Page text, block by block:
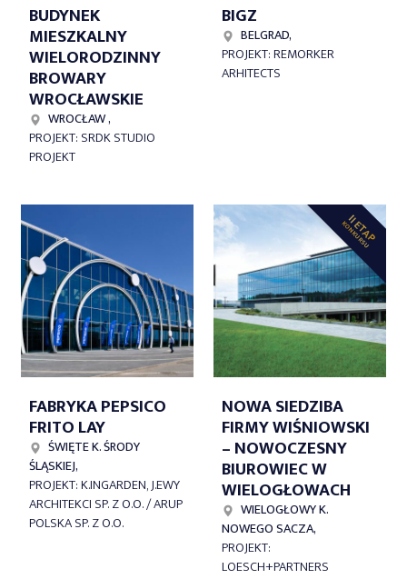
BUDYNEK
MIESZKALNY
WIELORODZINNY
BROWARY
WROCŁAWSKIE
WROCŁAW ,
PROJEKT: SRDK STUDIO
PROJEKT
BIGZ
BELGRAD,
PROJEKT: REMORKER
ARHITECTS
FABRYKA PEPSICO
FRITO LAY
ŚWIĘTE K. ŚRODY
ŚLĄSKIEJ,
PROJEKT: K.INGARDEN, J.EWY
ARCHITEKCI SP. Z O.O. / ARUP
POLSKA SP. Z O.O.
II ETAP
KONKURSU
NOWA SIEDZIBA
FIRMY WIŚNIOWSKI
– NOWOCZESNY
BIUROWIEC W
WIELOGŁOWACH
WIELOGŁOWY K.
NOWEGO SACZA,
PROJEKT:
LOESCH+PARTNERS